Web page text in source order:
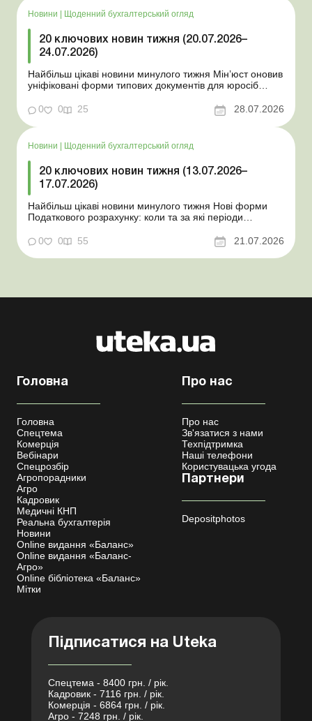
Новини Щоденний бухгалтерський огляд
20 ключових новин тижня (20.07.2026–
24.07.2026)
Найбільш цікаві новини минулого тижня Мін’юст оновив
уніфіковані форми типових документів для юросіб
координаційного центру з організації бронювання У
працівника виявлено статус «у розшуку»: що потрібно
0 0 25 28.07.2026
Новини | Щоденний бухгалтерський огляд
20 ключових новин тижня (13.07.2026–
17.07.2026)
Найбільш цікаві новини минулого тижня Нові форми
Податкового розрахунку: коли та за які періоди
відстрочки від призову під час мобілізації удосконалено
Кабмін утворив Координаційний центр з організації
бронювання військовозобов’язаних Верховна ...
0 0 55 21.07.2026
Головна
Головна
Спецтема
Комерція
Вебінари
Спецрозбір
Агропорадники
Агро
Кадровик
Медичні КНП
Реальна бухгалтерія
Новини
Online видання «Баланс»
Online видання «Баланс-
Агро»
Online бібліотека «Баланс»
Мітки
Про нас
Про нас
Зв'язатися з нами
Техпідтримка
Наші телефони
Користувацька угода
Партнери
Depositphotos
Підписатися на Uteka
Спецтема - 8400 грн. / рік.
Кадровик - 7116 грн. / рік.
Комерція - 6864 грн. / рік.
Агро - 7248 грн. / рік.